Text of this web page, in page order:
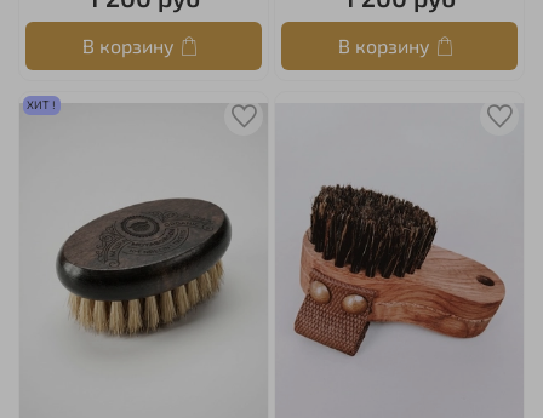
В корзину В корзину
ХИТ !